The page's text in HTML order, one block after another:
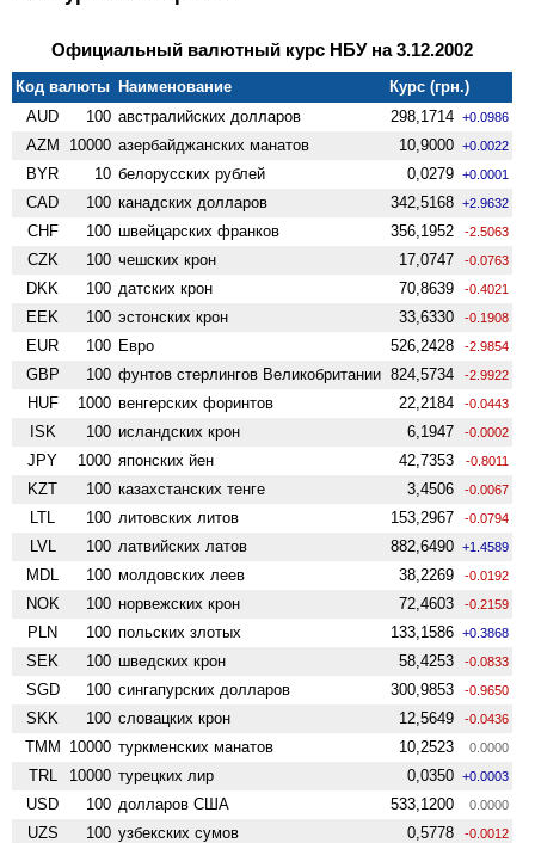
Официальный валютный курс НБУ на 3.12.2002
Код валюты Наименование
Курс (грн.)
AUD
100 австралийских долларов 298,1714 +0.0986
AZM 10000 азербайджанских манатов 10,9000 +0.0022
BYR 10 белорусских рублей 0,0279 +0.0001
CAD 100 канадских долларов 342,5168 +2.9632
CHF 100 швейцарских франков 356,1952 -2.5063
CZK 100 чешских крон 17,0747 -0.0763
DKK 100 датских крон 70,8639 -0.4021
EEK 100 эстонских крон 33,6330 -0.1908
EUR 100 Евро 526,2428 -2.9854
GBP 100 фунтов стерлингов Велико­британии 824,5734 -2.9922
HUF 1000 венгерских форинтов 22,2184 -0.0443
ISK 100 исландских крон 6,1947 -0.0002
JPY 1000 японских йен 42,7353 -0.8011
KZT 100 казахстанских тенге 3,4506 -0.0067
LTL 100 литовских литов 153,2967 -0.0794
LVL 100 латвийских латов 882,6490 +1.4589
MDL 100 молдовских леев 38,2269 -0.0192
NOK 100 норвежских крон 72,4603 -0.2159
PLN 100 польских злотых 133,1586 +0.3868
SEK 100 шведских крон 58,4253 -0.0833
SGD 100 сингапурских долларов 300,9853 -0.9650
SKK 100 словацких крон 12,5649 -0.0436
TMM 10000 туркменских манатов 10,2523 0.0000
TRL 10000 турецких лир 0,0350 +0.0003
USD 100 долларов США 533,1200 0.0000
UZS 100 узбекских сумов 0,5778 -0.0012